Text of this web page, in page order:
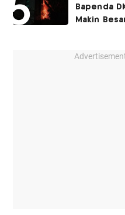
Bapenda
Makin